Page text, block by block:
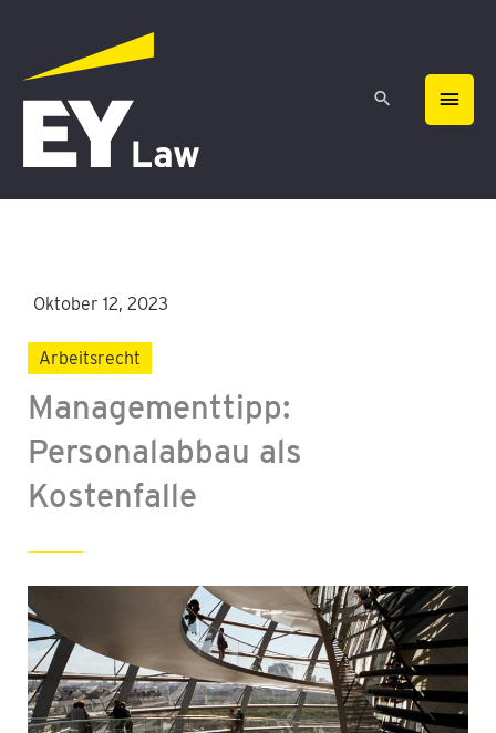
springen
Oktober 12, 2023
Arbeitsrecht
Managementtipp:
Personalabbau als
Kostenfalle